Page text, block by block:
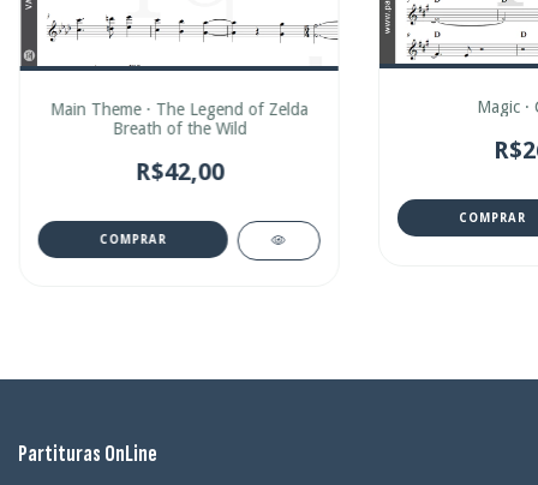
Main Theme · The Legend of Zelda
Breath of the Wild
R$42,00
COMPRAR
Magic ·
COMPRAR
Partituras OnLine